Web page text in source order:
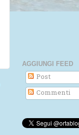
AGGIUNGI FEED
Post
Commenti